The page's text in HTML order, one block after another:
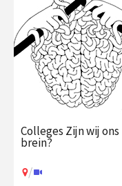
€ 145.00
vanaf
feb.
/ Op locatie of
Colleges Zijn wij ons
brein?
/